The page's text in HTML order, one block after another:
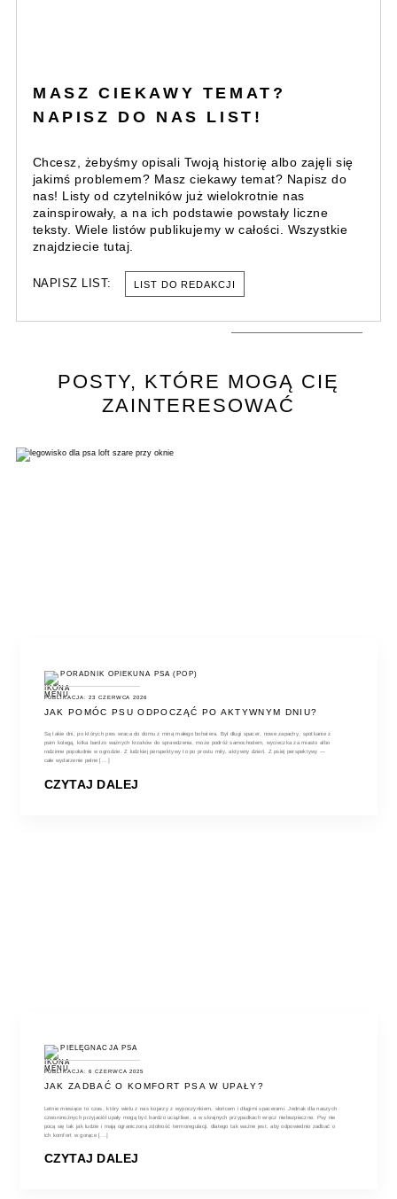
MASZ CIEKAWY TEMAT?
NAPISZ DO NAS LIST!
Chcesz, żebyśmy opisali Twoją historię albo zajęli się
jakimś problemem? Masz ciekawy temat? Napisz do
nas! Listy od czytelników już wielokrotnie nas
zainspirowały, a na ich podstawie powstały liczne
teksty. Wiele listów publikujemy w całości. Wszystkie
znajdziecie tutaj.
NAPISZ LIST: LIST DO REDAKCJI
POSTY, KTÓRE MOGĄ CIĘ
ZAINTERESOWAĆ
PORADNIK OPIEKUNA PSA (POP)
PUBLIKACJA: 23 CZERWCA 2026
JAK POMÓC PSU ODPOCZĄĆ PO AKTYWNYM DNIU?
Są takie dni, po których pies wraca do domu z miną małego bohatera. Był długi spacer, nowe zapachy, spotkanie z
psim kolegą, kilka bardzo ważnych krzaków do sprawdzenia, może podróż samochodem, wycieczka za miasto albo
rodzinne popołudnie w ogrodzie. Z ludzkiej perspektywy to po prostu miły, aktywny dzień. Z psiej perspektywy —
całe wydarzenie pełne [...]
CZYTAJ DALEJ
PIELĘGNACJA PSA
PUBLIKACJA: 6 CZERWCA 2025
JAK ZADBAĆ O KOMFORT PSA W UPAŁY?
Letnie miesiące to czas, który wielu z nas kojarzy z wypoczynkiem, słońcem i długimi spacerami. Jednak dla naszych
czworonożnych przyjaciół upały mogą być bardzo uciążliwe, a w skrajnych przypadkach wręcz niebezpieczne. Psy nie
pocą się tak jak ludzie i mają ograniczoną zdolność termoregulacji, dlatego tak ważne jest, aby odpowiednio zadbać o
ich komfort w gorące [...]
CZYTAJ DALEJ